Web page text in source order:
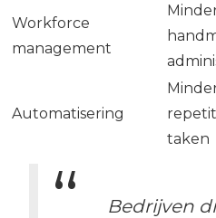
Workforce
management
Automatisering
taken
Bedrijven